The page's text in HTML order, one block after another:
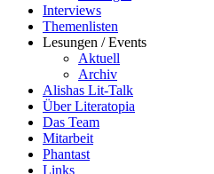
Interviews
Themenlisten
Lesungen / Events
Aktuell
Archiv
Alishas Lit-Talk
Über Literatopia
Das Team
Mitarbeit
Phantast
Links